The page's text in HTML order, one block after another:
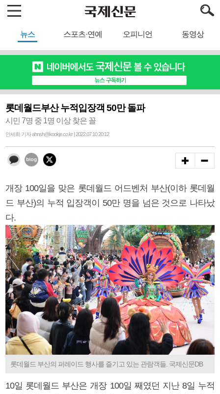
뉴스 스포츠·연예 오피니언 동영상
롯데월드부산 누적입장객 50만 돌파
시민 7명 중 1명 이상 찾은 꼴
안세희 기자 ahnsh@kookje.co.kr | 2022.07.10 20:12
개장 100일을 맞은 롯데월드 어드벤처 부산(이하 롯데월
드 부산)의 누적 입장객이 50만 명을 넘은 것으로 나타났
다.
롯데월드 부산의 퍼레이드 행사를 즐기고 있는 관람객들. 국제신문DB
10일 롯데월드 부산은 개장 100일 째였던 지난 8일 누적